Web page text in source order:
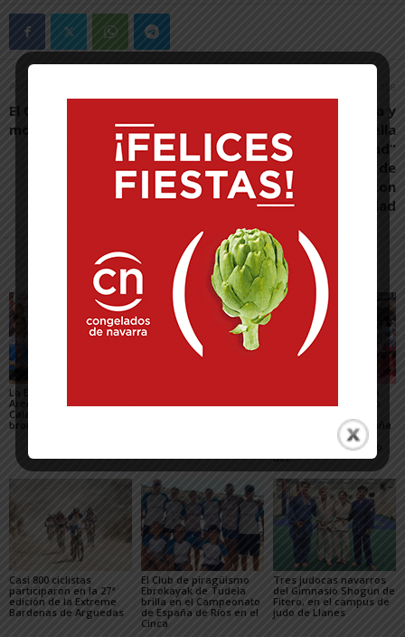
Artículo anterior
El CD Tudelano, en el mejor
momento de su historia
Artículo siguiente
Caja Rural de Navarra y
Biciclistas de Corella
impulsan “En Bici Sin Edad”
para mejorar la vida de
mayores y personas con
discapacidad
Artículos relacionados Más del autor
La Escuela del Triatlón
Arenas regresa de
Calahorra con dos
bronces nacionales
el entrenador del C.D.
con éxito el gran reto
Campeonato de España
de Triatlón de Edad
Escolar y del XXV Reto
del...
Casi 800 ciclistas
participaron en la 27ª
edición de la Extreme
Bardenas de Arguedas
El Club de piragüismo
Ebrokayak de Tudela
brilla en el Campeonato
de España de Ríos en el
Cinca
Tres judocas navarros
del Gimnasio Shogun de
Fitero, en el campus de
judo de Llanes